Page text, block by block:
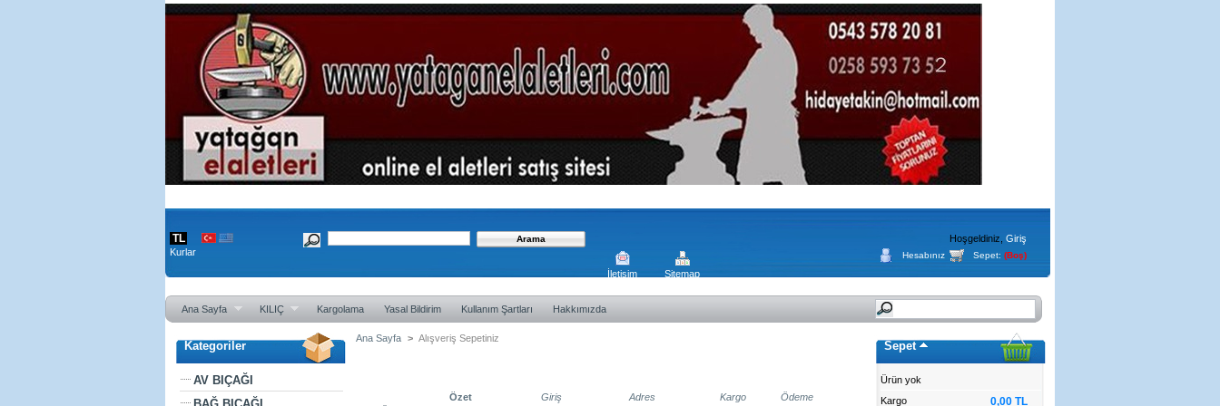
TL
Kurlar
Hoşgeldiniz, Giriş
Sepet: (Boş)
Hesabınız
İletişim Sitemap
Ana Sayfa KILIÇ Kargolama Yasal Bildirim Kullanım Şartları Hakkımızda
Kategoriler
AV BIÇAĞI
Ana Sayfa > Alışveriş Sepetiniz
Özet Giriş Adres Kargo Ödeme
Sepet
Ürün yok
Kargo
0,00 TL